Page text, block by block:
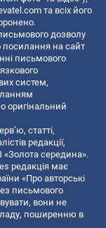
та всіх його
дозволу
посилання на сайт
письмового
систем,
оригінальний
статті,
редакції,
середина».
редакція має
«Про авторські
письмового
вони не
поширенню в